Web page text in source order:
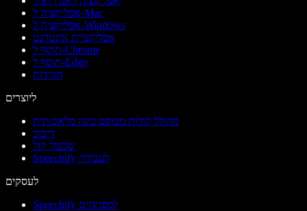
אפליקציה ל-Mac
אפליקציה ל-Windows
אפליקציית אינטרנט
תוסף ל-Chrome
תוסף ל-Edge
הורדות
ליוצרים
מחולל קולות מבוסס בינה מלאכותית
דיבוב
שכפול קול
Speechify לעבודה
לעסקים
Speechify למפתחים